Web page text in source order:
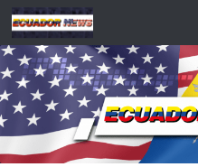
Saltar al contenido